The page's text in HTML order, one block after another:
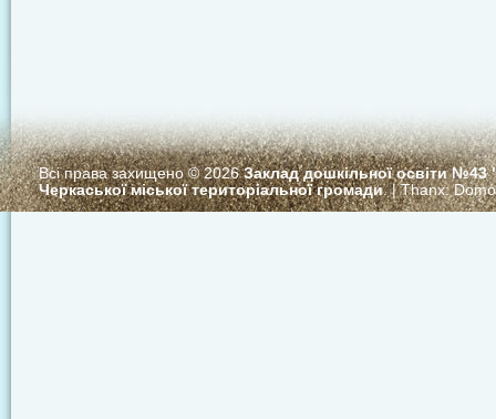
Всі права захищено © 2026Заклад дошкільної освіти
Черкаської міської територіальної громади. | Thanx: